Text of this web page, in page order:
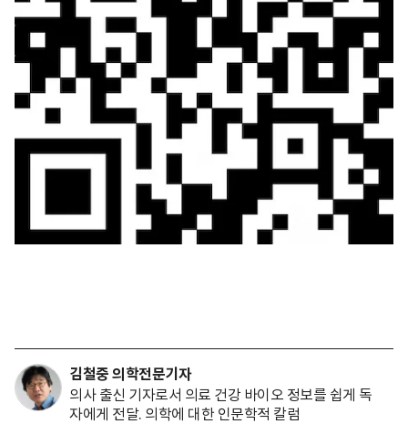
김철중 의학전문기자
의사 출신 기자로서 의료 건강 바이오 정보를 쉽게 독
자에게 전달. 의학에 대한 인문학적 칼럼